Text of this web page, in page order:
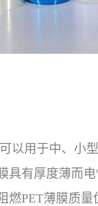
以用于中、小
有厚度薄而
PET薄膜质